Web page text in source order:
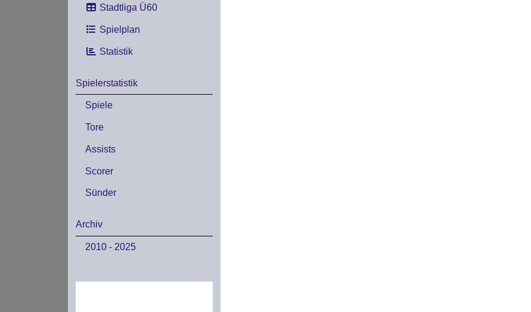
Stadtliga Ü60
Spielplan
Statistik
Spielerstatistik
Spiele
Tore
Assists
Scorer
Sünder
Archiv
2010 - 2025